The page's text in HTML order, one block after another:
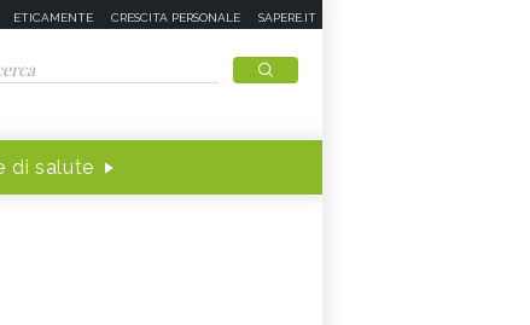
ETICAMENTE CRESCITA PERSONALE SAPERE.IT
di salute